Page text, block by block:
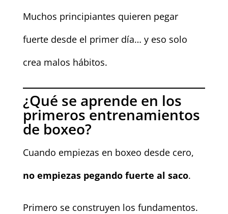
Muchos principiantes quieren pegar
fuerte desde el primer día… y eso solo
crea malos hábitos.
¿Qué se aprende en los
primeros entrenamientos
de boxeo?
Cuando empiezas en boxeo desde cero,
no empiezas pegando fuerte al saco.
Primero se construyen los fundamentos.